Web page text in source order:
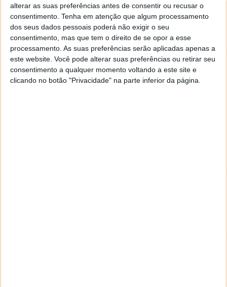
alterar as suas preferências antes de consentir ou recusar o
consentimento. Tenha em atenção que algum processamento
dos seus dados pessoais poderá não exigir o seu
consentimento, mas que tem o direito de se opor a esse
processamento. As suas preferências serão aplicadas apenas a
este website. Você pode alterar suas preferências ou retirar seu
consentimento a qualquer momento voltando a este site e
clicando no botão "Privacidade" na parte inferior da página.
Além dos pormenores de design e construção, os
auriculares vêm equipados com Bluetooth 5.0, sendo
assim compatíveis com dispositivos Android e iOS,
nas versões 5 ou superior e 10 ou superior,
respetivamente. Há ainda a indicação de que os
modelos Android terão que ter mais de 1,5 GB e só
são compatíveis com os modelos de iPhone 7 ou